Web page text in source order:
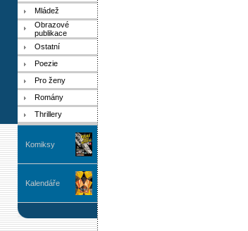
Mládež
Obrazové
publikace
Ostatní
Poezie
Pro ženy
Romány
Thrillery
Komiksy
Kalendáře